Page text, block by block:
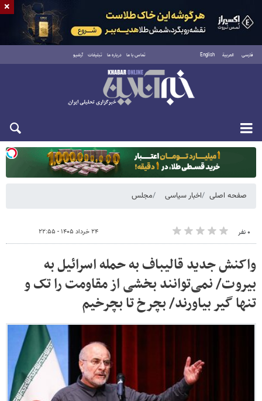
فارسی العربية English تماس با ما درباره ما تبلیغات آرشیو
دوشنبه ۱۹ مرداد ۱۴۰۵
صفحه اصلی اخبار سیاسی مجلس
۰ نفر ۲۴ خرداد ۱۴۰۵ - ۲۲:۵۵
واکنش جدید قالیباف به حمله اسرائیل به
بیروت/ نمی‌توانند بخشی از مقاومت را تک و
تنها گیر بیاورند/ بچرخ تا بچرخیم
×